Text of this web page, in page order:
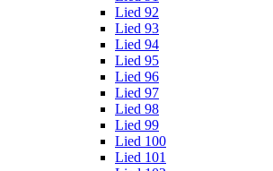
Lied 92
Lied 93
Lied 94
Lied 95
Lied 96
Lied 97
Lied 98
Lied 99
Lied 100
Lied 101